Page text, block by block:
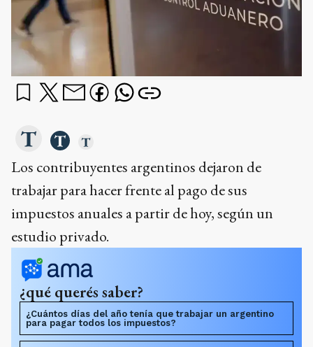
Los contribuyentes argentinos dejaron de
trabajar para hacer frente al pago de sus
impuestos anuales a partir de hoy, según un
estudio privado.
¿qué querés saber?
¿Cuántos días del año tenía que trabajar un argentino
para pagar todos los impuestos?